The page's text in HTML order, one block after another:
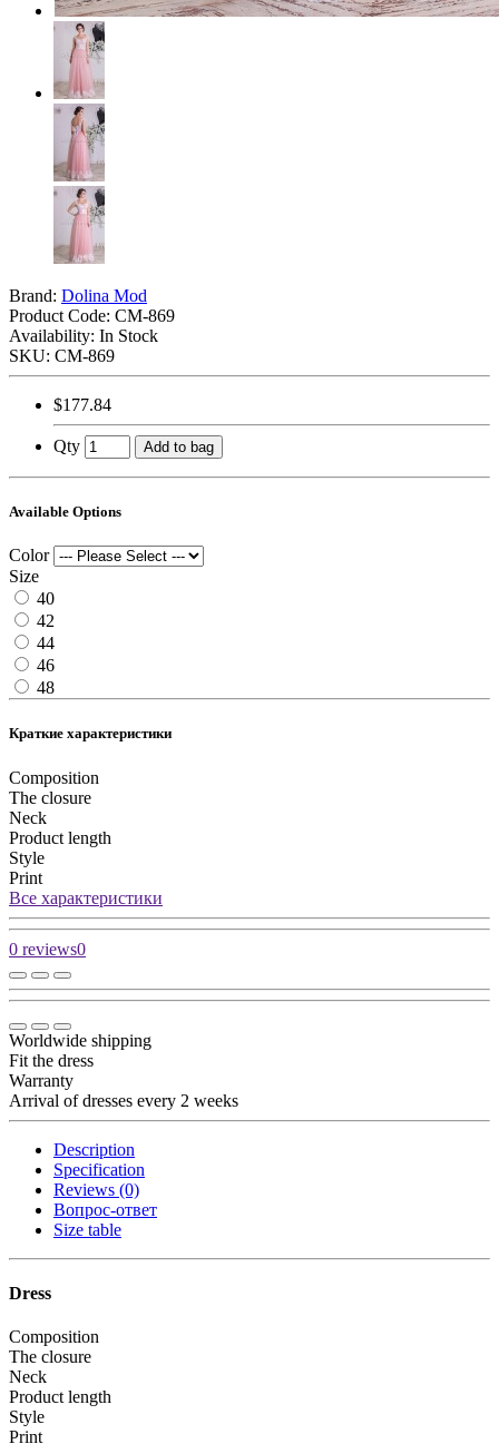
Brand: Dolina Mod
Product Code: CM-869
Availability: In Stock
SKU: CM-869
$177.84
Qty Add to bag
Available Options
Color
Size
40
42
44
46
48
Краткие характеристики
Composition
The closure
Neck
Product length
Style
Print
Все характеристики
0 reviews0
Worldwide shipping
Fit the dress
Warranty
Arrival of dresses every 2 weeks
Description
Specification
Reviews (0)
Вопрос-ответ
Size table
Dress
Composition
The closure
Neck
Product length
Style
Print